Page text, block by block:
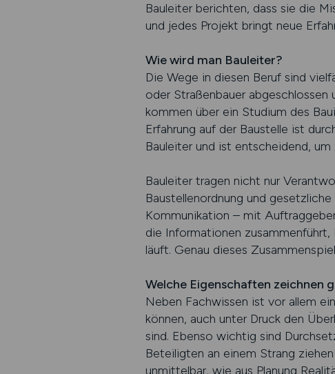
Bauleiter berichten, dass sie die
und jedes Projekt bringt neue
Wie wird man Bauleiter?
Die Wege in diesen Beruf sind
oder Straßenbauer
kommen über ein Studium des
Erfahrung auf der Baustelle ist
Bauleiter und ist entscheidend,
Bauleiter tragen nicht nur
Baustellenordnung und
Kommunikation – mit
die Informationen
läuft. Genau dieses
Welche Eigenschaften zeichnen
Neben Fachwissen ist vor allem
können, auch unter Druck den
sind. Ebenso wichtig sind
Beteiligten an einem Strang
unmittelbar, wie aus Planung